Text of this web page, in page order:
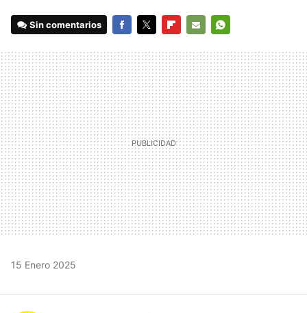
Sin comentarios
MAIL
15 Enero 2025